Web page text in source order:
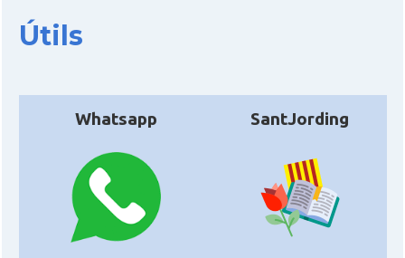
Útils
Whatsapp SantJording